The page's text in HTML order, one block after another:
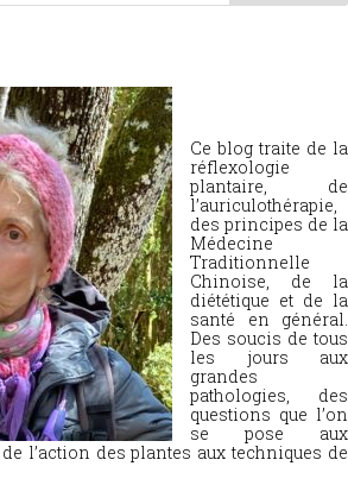
Ce blog traite de la
réflexologie
plantaire, de
l’auriculothérapie,
des principes de la
Médecine
Traditionnelle
Chinoise, de la
diététique et de la
santé en général.
Des soucis de tous
les jours aux
grandes
pathologies, des
questions que l’on
se pose aux
l’action des plantes aux techniques de